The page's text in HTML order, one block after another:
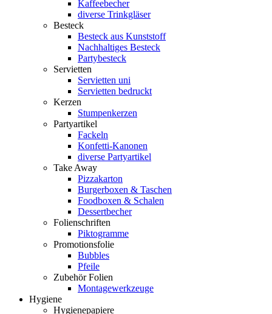
Kaffeebecher
diverse Trinkgläser
Besteck
Besteck aus Kunststoff
Nachhaltiges Besteck
Partybesteck
Servietten
Servietten uni
Servietten bedruckt
Kerzen
Stumpenkerzen
Partyartikel
Fackeln
Konfetti-Kanonen
diverse Partyartikel
Take Away
Pizzakarton
Burgerboxen & Taschen
Foodboxen & Schalen
Dessertbecher
Folienschriften
Piktogramme
Promotionsfolie
Bubbles
Pfeile
Zubehör Folien
Montagewerkzeuge
Hygiene
Hygienepapiere